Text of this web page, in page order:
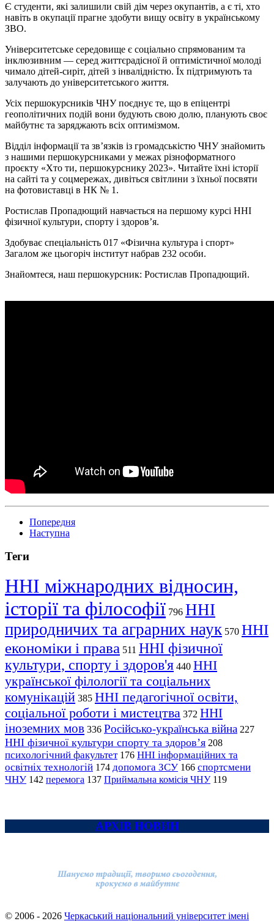
Є студенти, які залишили свій дім через окупантів, а є ті, хто
навіть в окупації прагне здобути вищу освіту в українському
ЗВО.
Університетське середовище є соціально спрямованим та
інклюзивним — серед життєрадісної й оптимістичної молоді
чимало дітей-сиріт, дітей з інвалідністю. Їх підтримують та
залучають до університетського життя.
Усіх першокурсників ЧНУ поєднує те, що в епіцентрі
геополітичних подій вони будують свою долю, планують своє
майбутнє та заряджають всіх оптимізмом.
Відділ інформації та зв’язків із громадськістю ЧНУ знайомить
з нашими першокурсниками у межах різноформатного
проєкту «Хто ти, першокурснику 2023». Читайте їхні історії
на сайті та у соцмережах, дивіться світлини з їхньої посвяти
на фотовиставці в НК № 1.
Ростислав Пропадющий навчається на першому курсі ННІ
фізичної культури, спорту і здоров’я.
Здобуває спеціальність 017 «Фізична культура і спорт»
Загалом же цьогоріч інститут набрав 232 особи.
Знайомтеся, наш першокурсник: Ростислав Пропадющий.
Попередня
Наступна
Теги
ННІ міжнародних відносин,
історії та філософії 796 ННІ
природничих та аграрних наук 570 ННІ
економіки і права 511 ННІ фізичної
культури, спорту і здоров'я 440 ННІ
української філології та соціальних
комунікацій 385 ННІ педагогічної освіти,
соціальної роботи і мистецтва 372 ННІ
іноземних мов 336 Російсько-українська війна 227
ННІ фізичної культури спорту та здоров’я 208
психологічний факультет 176 ННІ інформаційних та
освітніх технологій 174 допомога ЗСУ 166 спортсмени
ЧНУ 142 перемога 137 Приймальна комісія ЧНУ 119
АРХІВ НОВИН
© 2006 - 2026 Черкаський національний університет імені